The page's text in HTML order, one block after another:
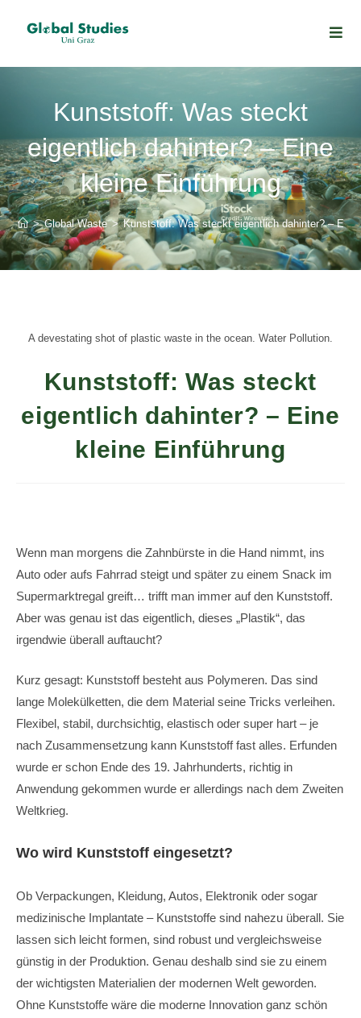
Kunststoff: Was steckt
eigentlich dahinter? – Eine
kleine Einführung
> Global Waste > Kunststoff: Was steckt eigentlich dahinter? – Eine
A devestating shot of plastic waste in the ocean. Water Pollution.
Kunststoff: Was steckt
eigentlich dahinter? – Eine
kleine Einführung
Wenn man morgens die Zahnbürste in die Hand nimmt, ins
Auto oder aufs Fahrrad steigt und später zu einem Snack im
Supermarktregal greift… trifft man immer auf den Kunststoff.
Aber was genau ist das eigentlich, dieses „Plastik“, das
irgendwie überall auftaucht?
Kurz gesagt: Kunststoff besteht aus Polymeren. Das sind
lange Molekülketten, die dem Material seine Tricks verleihen.
Flexibel, stabil, durchsichtig, elastisch oder super hart – je
nach Zusammensetzung kann Kunststoff fast alles. Erfunden
wurde er schon Ende des 19. Jahrhunderts, richtig in
Anwendung gekommen wurde er allerdings nach dem Zweiten
Weltkrieg.
Wo wird Kunststoff eingesetzt?
Ob Verpackungen, Kleidung, Autos, Elektronik oder sogar
medizinische Implantate – Kunststoffe sind nahezu überall. Sie
lassen sich leicht formen, sind robust und vergleichsweise
günstig in der Produktion. Genau deshalb sind sie zu einem
der wichtigsten Materialien der modernen Welt geworden.
Ohne Kunststoffe wäre die moderne Innovation ganz schön